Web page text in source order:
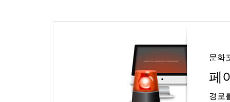
문화
페
경로